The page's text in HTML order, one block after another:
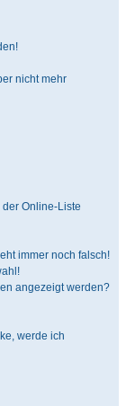
nicht mehr
Online-Liste
immer noch falsch!
angezeigt werden?
werde ich